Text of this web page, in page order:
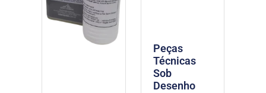
Peças
Técnicas
Sob
Desenho